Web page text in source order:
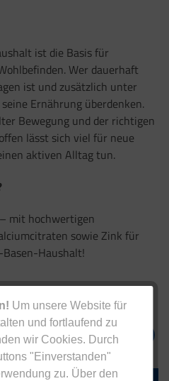
Um unsere Website für
und fortlaufend zu
wir Cookies. Durch
"Einverstanden"
zu. Über den
ist die Basis für
Wer dauerhaft
ist und zusätzlich unter
Ernährung überdenken.
Bewegung und der richtigen
lässt sich viel für neue
aktiven Alltag tun.
– mit hochwertigen
sowie Zink für
Haushalt!